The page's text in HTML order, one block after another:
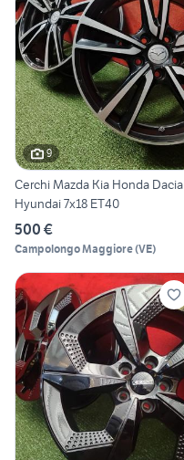
9
Cerchi Mazda Kia Honda Dacia
Hyundai 7x18 ET40
500 €
Campolongo Maggiore(VE)